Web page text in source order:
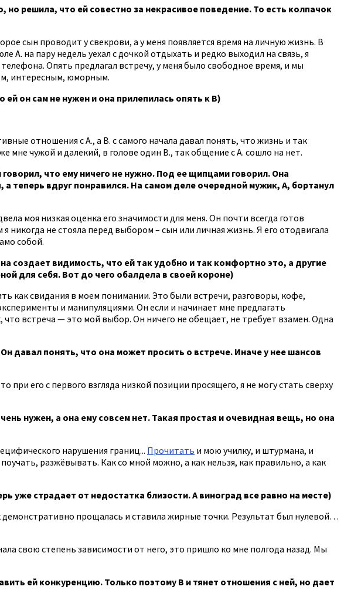
решила, что ей совестно за некрасивое поведение. То есть колпачок
сын проводит у свекрови, а у меня появляется время на личную жизнь. В
А. на пару недель уехал с дочкой отдыхать и редко выходил на связь, я
Опять предлагал встречу, у меня было свободное время, и мы
интересным, юморным.
он сам не нужен и она прилепилась опять к В)
отношения с А., а В. с самого начала давал понять, что жизнь и так
чужой и далекий, в голове один В., так общение с А. сошло на нет.
что ему ничего не нужно. Под ее щипцами говорил. Она
теперь вдруг понравился. На самом деле очередной мужик, А, бортанул
моя низкая оценка его значимости для меня. Он почти всегда готов
не стояла перед выбором – сын или личная жизнь. Я его отодвигала
собой.
создает видимость, что ей так удобно и так комфортно это, а другие
для себя. Вот до чего обалдела в своей короне)
как свидания в моем понимании. Это были встречи, разговоры, кофе,
и манипуляциями. Он если и начинает мне предлагать
встреча — это мой выбор. Он ничего не обещает, не требует взамен. Одна
давал понять, что она может просить о встрече. Иначе у нее шансов
при его с первого взгляда низкой позиции просящего, я не могу стать сверху
нужен, а она ему совсем нет. Такая простая и очевидная вещь, но она
нарушения границ... Прочитать и мою училку, и штурмана, и
разжёвывать. Как со мной можно, а как нельзя, как правильно, а как
уже страдает от недостатка близости. А виноград все равно на месте)
демонстративно прощалась и ставила жирные точки. Результат был нулевой…
свою степень зависимости от него, это пришло ко мне полгода назад. Мы
ей конкуренцию. Только поэтому В и тянет отношения с ней, но дает